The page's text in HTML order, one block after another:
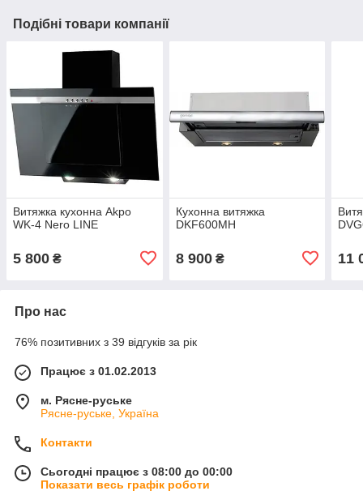
Подібні товари компанії
Витяжка кухонна Akpo
WK-4 Nero LINE
5 800 ₴
Кухонна витяжка
DKF600MH
8 900₴ 11
Про нас
76% позитивних з 39 відгуків за рік
Працює з 01.02.2013
м. Рясне-руське
Рясне-руське, Україна
Контакти
Сьогодні працює з 08:00 до 00:00
Показати весь графік роботи